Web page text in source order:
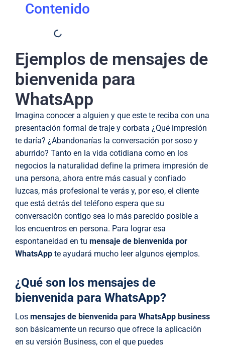
Contenido
Ejemplos de mensajes de
bienvenida para
WhatsApp
Imagina conocer a alguien y que este te reciba con una
presentación formal de traje y corbata ¿Qué impresión
te daría? ¿Abandonarías la conversación por soso y
aburrido? Tanto en la vida cotidiana como en los
negocios la naturalidad define la primera impresión de
una persona, ahora entre más casual y confiado
luzcas, más profesional te verás y, por eso, el cliente
que está detrás del teléfono espera que su
conversación contigo sea lo más parecido posible a
los encuentros en persona. Para lograr esa
espontaneidad en tu mensaje de bienvenida por
WhatsApp te ayudará mucho leer algunos ejemplos.
¿Qué son los mensajes de
bienvenida para WhatsApp?
Los mensajes de bienvenida para WhatsApp business
son básicamente un recurso que ofrece la aplicación
en su versión Business, con el que puedes